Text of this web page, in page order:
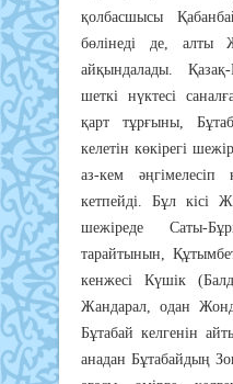
қолбасшысы
бөлінеді де, алты
айқындалады.
шеткі нүктесі
қарт тұрғыны,
келетін көкірегі
аз-кем
кетпейді. Бұл кісі
шежіреде Саты-
тарайтынын,
кенжесі Күшік
Жандарал, одан
Бұтабай келгенін
анадан Бұтабайдың